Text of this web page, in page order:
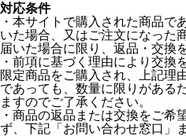
対応条件
・本サイトで購入された商品で
いた場合、又はご注文になった
届いた場合に限り、返品・交換
・前項に基づく理由により交換
限定商品をご購入され、上記理
であっても、数量に限りがある
ますのでご了承ください。
・商品の返品または交換をご希
ず、下記「お問い合わせ窓口」